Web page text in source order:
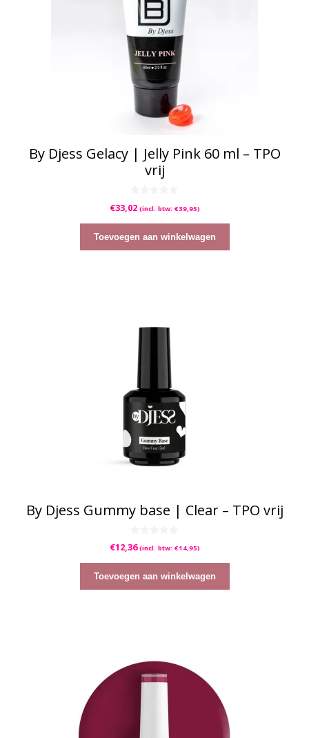
By Djess Gelacy | Jelly Pink 60 ml – TPO
vrij
v
5
€33,02 (incl. btw: €39,95)
Toevoegen aan winkelwagen
By Djess Gummy base | Clear – TPO vrij
0
v
5
€12,36 (incl. btw: €14,95)
Toevoegen aan winkelwagen